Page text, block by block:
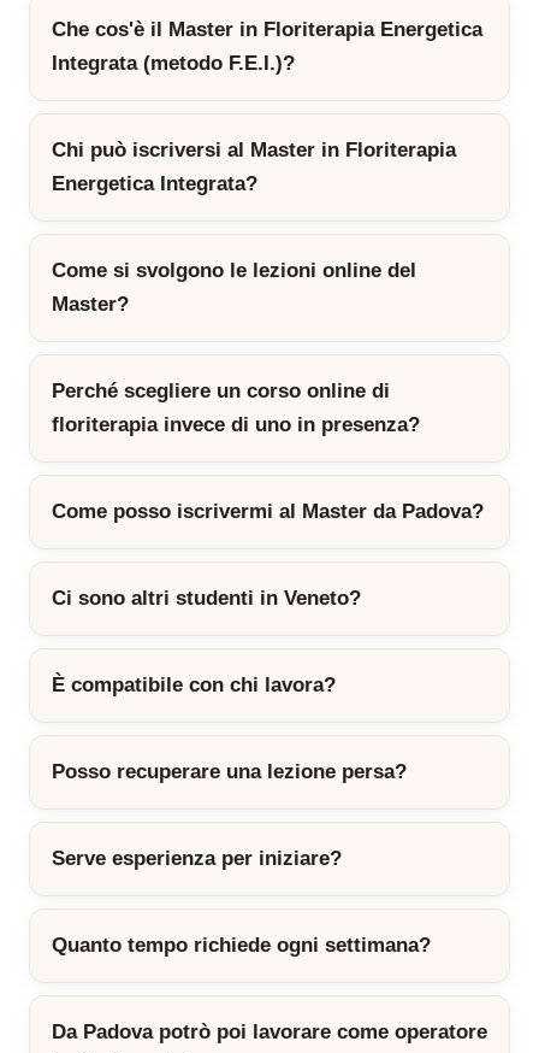
Che cos'è il Master in Floriterapia Energetica
Integrata (metodo F.E.I.)?
Chi può iscriversi al Master in Floriterapia
Energetica Integrata?
Come si svolgono le lezioni online del
Master?
Perché scegliere un corso online di
floriterapia invece di uno in presenza?
Come posso iscrivermi al Master da Padova?
Ci sono altri studenti in Veneto?
È compatibile con chi lavora?
Posso recuperare una lezione persa?
Serve esperienza per iniziare?
Quanto tempo richiede ogni settimana?
Da Padova potrò poi lavorare come operatore